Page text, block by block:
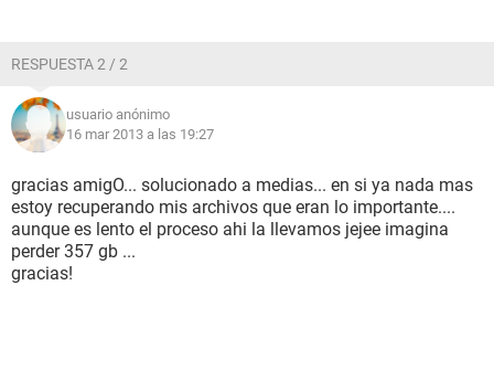
RESPUESTA 2 / 2
usuario anónimo
16 mar 2013 a las 19:27
gracias amigO... solucionado a medias... en si ya nada mas
estoy recuperando mis archivos que eran lo importante....
aunque es lento el proceso ahi la llevamos jejee imagina
perder 357 gb ...
gracias!